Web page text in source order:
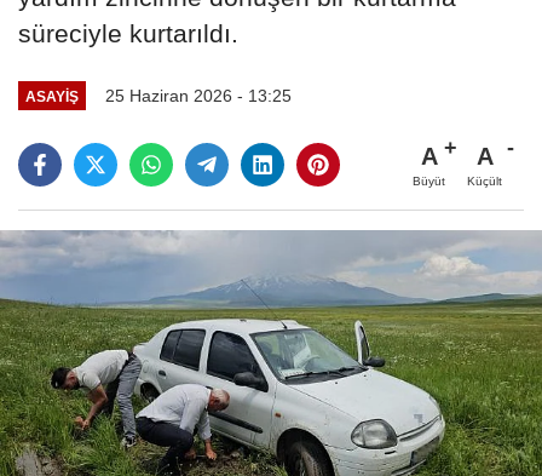
süreciyle kurtarıldı.
ASAYİŞ 25 Haziran 2026 - 13:25
A
Büyüt
A
Küçült